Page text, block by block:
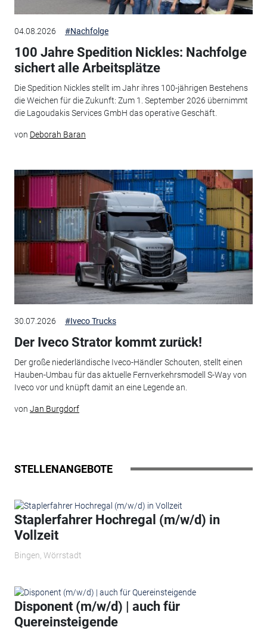
04.08.2026 #Nachfolge
100 Jahre Spedition Nickles: Nachfolge
sichert alle Arbeitsplätze
Die Spedition Nickles stellt im Jahr ihres 100-jährigen Bestehens
die Weichen für die Zukunft: Zum 1. September 2026 übernimmt
die Lagoudakis Services GmbH das operative Geschäft.
von Deborah Baran
30.07.2026 #Iveco Trucks
Der Iveco Strator kommt zurück!
Der große niederländische Iveco-Händler Schouten, stellt einen
Hauben-Umbau für das aktuelle Fernverkehrsmodell S-Way von
Iveco vor und knüpft damit an eine Legende an.
von Jan Burgdorf
STELLENANGEBOTE
Staplerfahrer Hochregal (m/w/d) in
Vollzeit
Bingen, Wörrstadt
Disponent (m/w/d) | auch für
Quereinsteigende